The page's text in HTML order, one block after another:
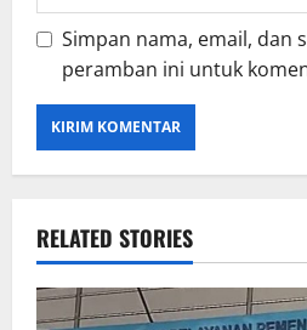
Simpan nama, email, dan
peramban ini untuk
RELATED STORIES